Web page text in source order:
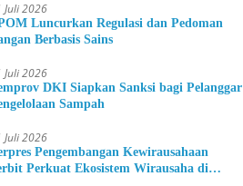
Juli 2026
Luncurkan Regulasi dan Pedoman
Berbasis Sains
Juli 2026
DKI Siapkan Sanksi bagi Pelanggar
Sampah
Juli 2026
Pengembangan Kewirausahaan
Perkuat Ekosistem Wirausaha di